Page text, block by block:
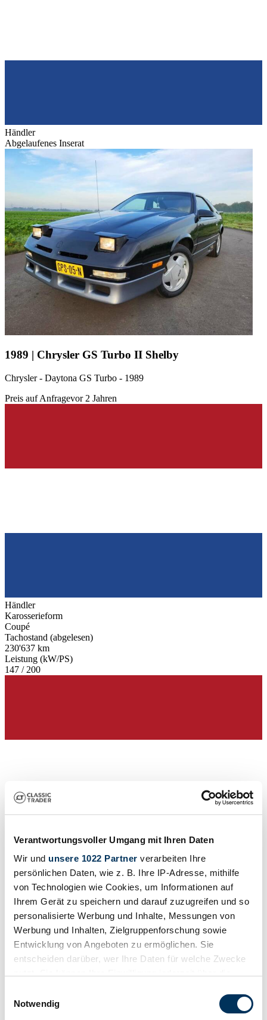
Verantwortungsvoller Umgang mit Ihren Daten
Wir und unsere 1022 Partner verarbeiten Ihre
persönlichen Daten, wie z. B. Ihre IP-Adresse, mithilfe
von Technologien wie Cookies, um Informationen auf
Ihrem Gerät zu speichern und darauf zuzugreifen und so
personalisierte Werbung und Inhalte, Messungen von
Werbung und Inhalten, Zielgruppenforschung sowie
Entwicklung von Angeboten zu ermöglichen. Sie
entscheiden darüber, wer Ihre Daten für welche Zwecke
Trigger Symbol ändern oder widerrufen
Notwendig
Händler
Abgelaufenes Inserat
1989 | Chrysler GS Turbo II Shelby
Chrysler - Daytona GS Turbo - 1989
Preis auf Anfragevor 2 Jahren
Händler
Karosserieform
Coupé
Tachostand (abgelesen)
230'637 km
Leistung (kW/PS)
147 / 200
Händler